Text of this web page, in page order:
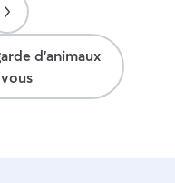
d'animaux